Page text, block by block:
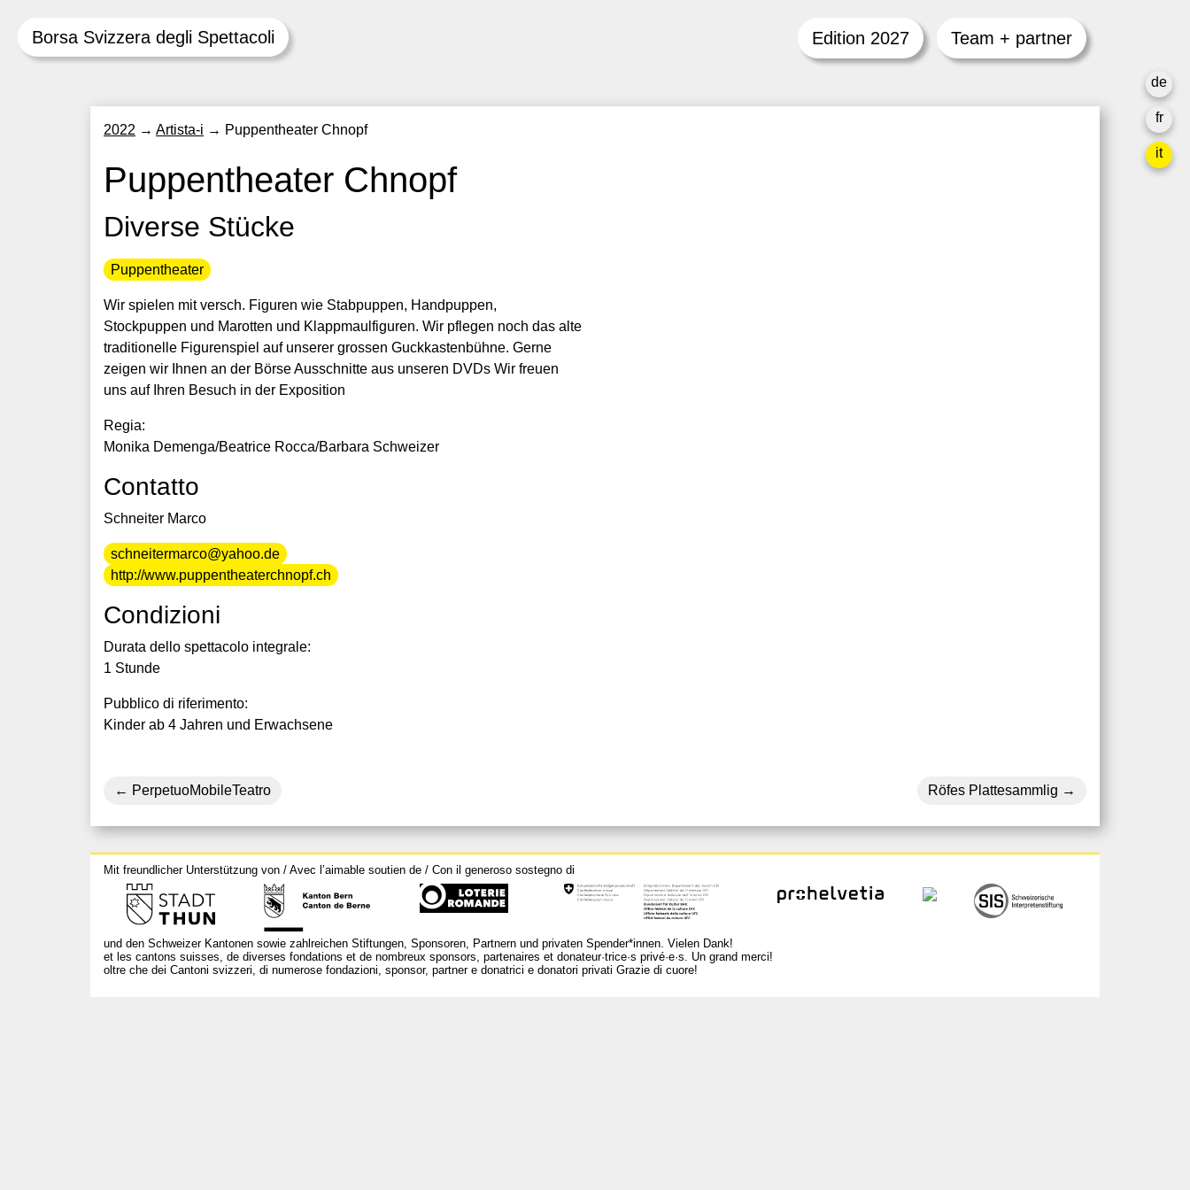
de
fr
it
Borsa Svizzera degli Spettacoli Edition 2027 Team + partner
2022 → Artista-i → Puppentheater Chnopf
Puppentheater Chnopf
Diverse Stücke
Puppentheater
Wir spielen mit versch. Figuren wie Stabpuppen, Handpuppen,
Stockpuppen und Marotten und Klappmaulfiguren. Wir pflegen noch das alte
traditionelle Figurenspiel auf unserer grossen Guckkastenbühne. Gerne
zeigen wir Ihnen an der Börse Ausschnitte aus unseren DVDs Wir freuen
uns auf Ihren Besuch in der Exposition
Regia:
Monika Demenga/Beatrice Rocca/Barbara Schweizer
Contatto
Schneiter Marco
schneitermarco@yahoo.de
http://www.puppentheaterchnopf.ch
Condizioni
Durata dello spettacolo integrale:
1 Stunde
Pubblico di riferimento:
Kinder ab 4 Jahren und Erwachsene
PerpetuoMobileTeatro Röfes Plattesammlig
Mit freundlicher Unterstützung von / Avec l’aimable soutien de / Con il generoso sostegno di
und den Schweizer Kantonen sowie zahlreichen Stiftungen, Sponsoren, Partnern und privaten Spender*innen. Vielen Dank!
et les cantons suisses, de diverses fondations et de nombreux sponsors, partenaires et donateur·trice·s privé·e·s. Un grand merci!
oltre che dei Cantoni svizzeri, di numerose fondazioni, sponsor, partner e donatrici e donatori privati Grazie di cuore!